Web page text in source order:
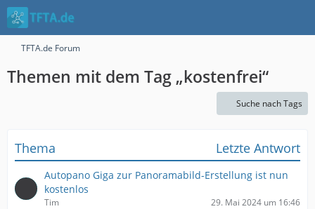
TFTA.de Forum
Themen mit dem Tag „kostenfrei“
Suche nach Tags
Thema Letzte Antwort
Autopano Giga zur Panoramabild-Erstellung ist nun
kostenlos
Tim 29. Mai 2024 um 16:46